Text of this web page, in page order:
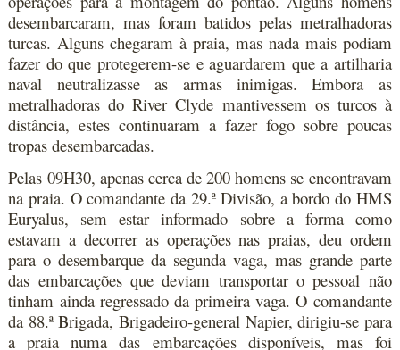
desembarcaram, mas foram batidos pelas metralhadoras
turcas. Alguns chegaram à praia, mas nada mais podiam
fazer do que protegerem-se e aguardarem que a artilharia
naval neutralizasse as armas inimigas. Embora as
metralhadoras do River Clyde mantivessem os turcos à
distância, estes continuaram a fazer fogo sobre poucas
tropas desembarcadas.
Pelas 09H30, apenas cerca de 200 homens se encontravam
na praia. O comandante da 29.ª Divisão, a bordo do HMS
Euryalus, sem estar informado sobre a forma como
estavam a decorrer as operações nas praias, deu ordem
para o desembarque da segunda vaga, mas grande parte
das embarcações que deviam transportar o pessoal não
tinham ainda regressado da primeira vaga. O comandante
da 88.ª Brigada, Brigadeiro-general Napier, dirigiu-se para
a praia numa das embarcações disponíveis, mas foi